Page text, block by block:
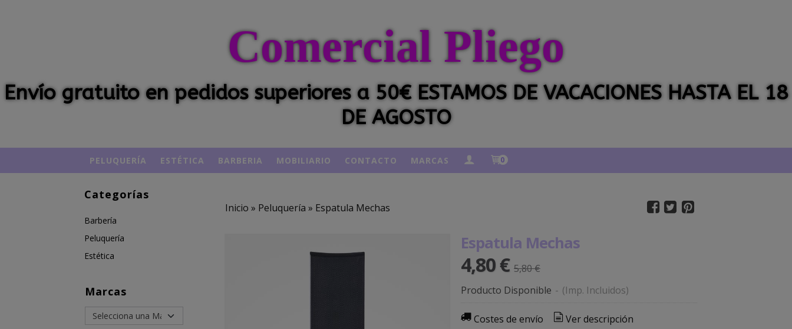
Comercial Pliego
Envío gratuito en pedidos superiores a 50€ ESTAMOS DE VACACIONES HASTA EL 18
DE AGOSTO
PELUQUERÍA ESTÉTICA BARBERIA MOBILIARIO CONTACTO MARCAS 0
Categorías
Barbería
Peluquería
Estética
Marcas
Inicio » Peluquería » Espatula Mechas
Espatula Mechas
4,80 € 5,80 €
Producto Disponible - (Imp. Incluidos)
Costes de envío Ver descripción